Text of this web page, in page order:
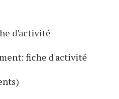
d'activité
fiche d'activité